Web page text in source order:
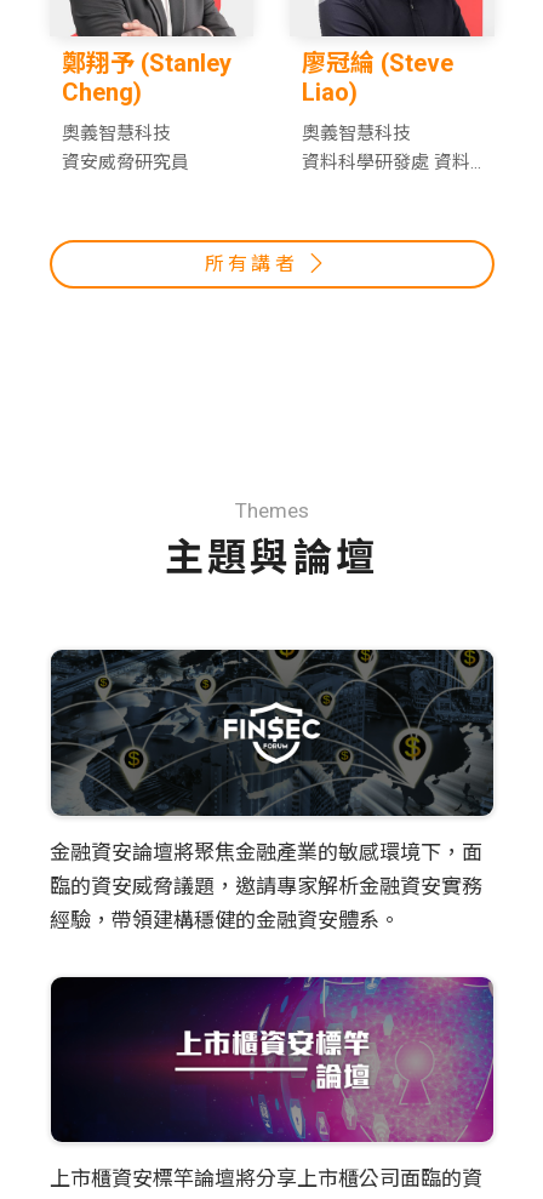
鄭翔予 (Stanley
Cheng)
奧義智慧科技
資安威脅研究員
廖冠綸 (Steve
Liao)
奧義智慧科技
資料科學研發處 資料
所有講者
Themes
主題與論壇
金融資安論壇將聚焦金融產業的敏感環境下，面
臨的資安威脅議題，邀請專家解析金融資安實務
經驗，帶領建構穩健的金融資安體系。
上市櫃資安標竿論壇將分享上市櫃公司面臨的資